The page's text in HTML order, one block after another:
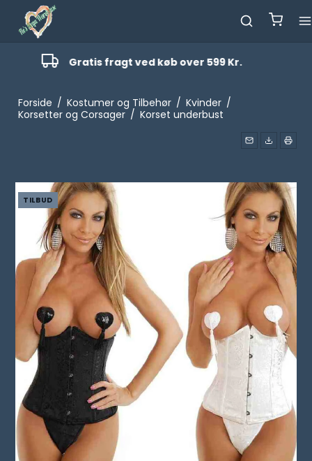
Kundeservice
Forside / Kostumer og Tilbehør / Kvinder /
Korsetter og Corsager / Korset underbust
TILBUD